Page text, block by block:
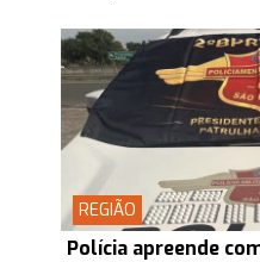
REGIÃO
Polícia apreende